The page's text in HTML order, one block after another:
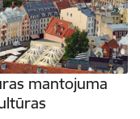
mantojuma